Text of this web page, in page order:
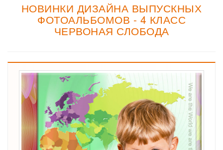
НОВИНКИ ДИЗАЙНА ВЫПУСКНЫХ
ФОТОАЛЬБОМОВ - 4 КЛАСС
ЧЕРВОНАЯ СЛОБОДА